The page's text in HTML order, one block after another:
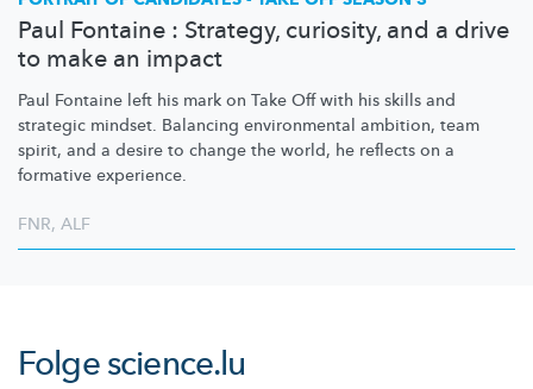
Paul Fontaine : Strategy, curiosity, and a drive
to make an impact
Paul Fontaine left his mark on Take Off with his skills and
strategic mindset. Balancing environmental ambition, team
spirit, and a desire to change the world, he reflects on a
formative experience.
FNR, ALF
Folgescience.lu